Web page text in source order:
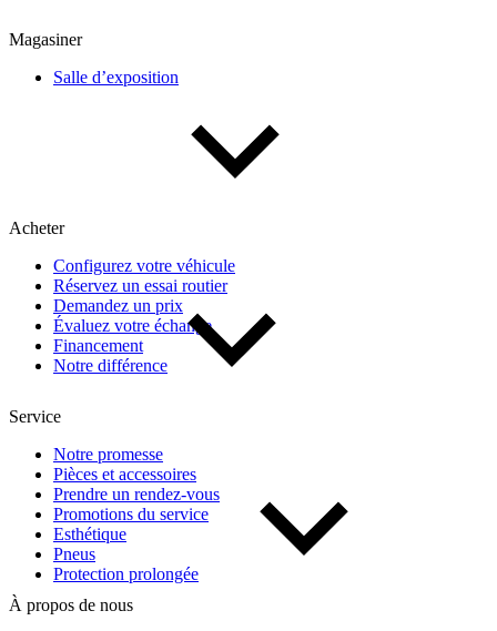
Magasiner
Salle d’exposition
Acheter
Configurez votre véhicule
Réservez un essai routier
Demandez un prix
Évaluez votre échange
Financement
Notre différence
Service
Notre promesse
Pièces et accessoires
Prendre un rendez-vous
Promotions du service
Esthétique
Pneus
Protection prolongée
À propos de nous